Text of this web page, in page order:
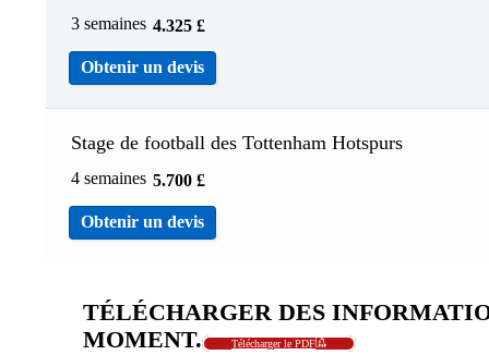
3 semaines 4.325 £
Obtenir un devis
Stage de football des Tottenham Hotspurs
4 semaines 5.700 £
Obtenir un devis
TÉLÉCHARGER DES
MOMENT.
Télécharger le PDF